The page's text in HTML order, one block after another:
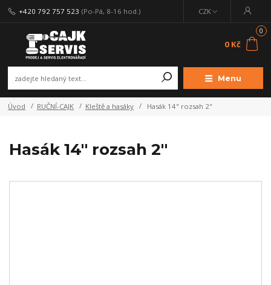
Menu
CZK
+420 792 757 523 (Po-Pá, 8-16 hod.)
0
0 Kč
Úvod RUČNÍ-CAJK Kleště a hasáky Hasák 14" rozsah 2"
Hasák 14" rozsah 2"